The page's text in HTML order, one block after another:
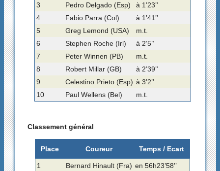
3
Pedro Delgado (Esp)
à 1’23’’
4
Fabio Parra (Col)
à 1’41’’
5
Greg Lemond (USA)
m.t.
6
Stephen Roche (Irl)
à 2’5’’
7
Peter Winnen (PB)
m.t.
8
Robert Millar (GB)
à 2’39’’
9
Celestino Prieto (Esp) à 3’2’’
10
Paul Wellens (Bel) m.t.
Classement général
Place Coureur Temps / Ecart
1 Bernard Hinault (Fra) en 56h23’58’’